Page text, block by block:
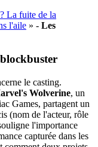
La fuite de la
l'aile » - Les
le casting.
Wolverine, un
Games, partagent un
(nom de l'acteur, rôle
l'importance
capturée dans les